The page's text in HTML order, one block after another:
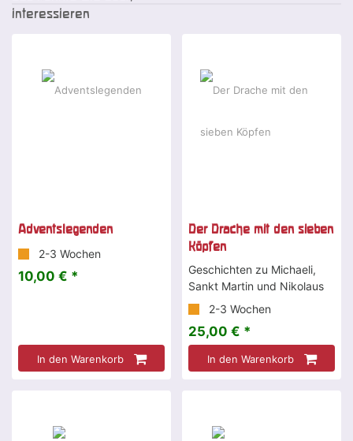
interessieren
Adventslegenden
2-3 Wochen
10,00 € *
In den Warenkorb
Der Drache mit den sieben
Köpfen
Geschichten zu Michaeli,
Sankt Martin und Nikolaus
2-3 Wochen
25,00 € *
In den Warenkorb